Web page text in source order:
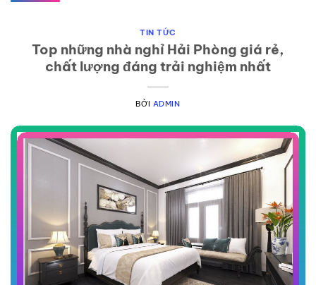
TIN TỨC
Top những nhà nghỉ Hải Phòng giá rẻ,
chất lượng đáng trải nghiệm nhất
BỞI ADMIN